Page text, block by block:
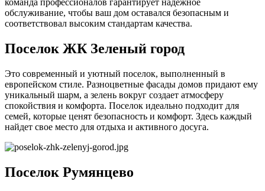
команда профессионалов гарантирует надежное
обслуживание, чтобы ваш дом оставался безопасным и
соответствовал высоким стандартам качества.
Поселок ЖК Зеленый город
Это современный и уютный поселок, выполненный в
европейском стиле. Разноцветные фасады домов придают ему
уникальный шарм, а зелень вокруг создает атмосферу
спокойствия и комфорта. Поселок идеально подходит для
семей, которые ценят безопасность и комфорт. Здесь каждый
найдет свое место для отдыха и активного досуга.
Поселок Румянцево